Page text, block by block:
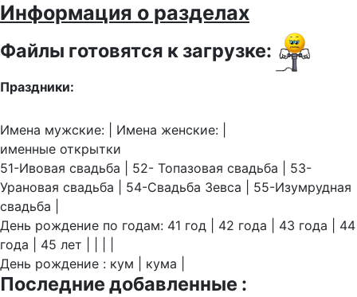
Информация о разделах
Файлы готовятся к загрузке:
Праздники:
Имена мужские: | Имена женские: |
именные открытки
51-Ивовая свадьба | 52- Топазовая свадьба | 53-
Урановая свадьба | 54-Свадьба Зевса | 55-Изумрудная
свадьба |
День рождение по годам: 41 год | 42 года | 43 года | 44
года | 45 лет | | | |
День рождение : кум | кума |
Последние добавленные :